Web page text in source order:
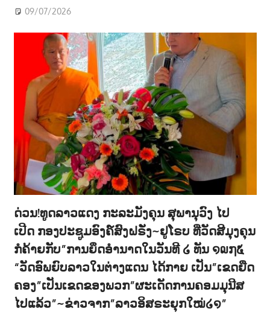
09/07/2026
ດ່ວນ!ທູດລາວແດງ ກະລະມັງຄຸນ ສຸພານຸວົງ ໄປ
ເປີດ ກອງປະຊູມອົງຄ໌ສົງຝຣັ່ງ~ຢູໂຣບ ທີ່ວັດສີມຸງຄຸນ
ກໍຄ້າຍກັບ”ການຍຶດອຳນາດໃນວັນທີ ໒ ທັນ ໑໙໗໕
“ວັດອົພຍົບລາວໃນຕ່າງແດນ ໄດ້ກາຍ ເປັນ”ເຂດຍືດ
ຄອງ”ເປັນເຂດຂອງພວກ”ຜະເດັດການຄອມມຸນີສ
ໄປແລ້ວ”~ຂ່າວຈາກ”ລາວອິສຣະຍຸກໃໝ່໒໑”